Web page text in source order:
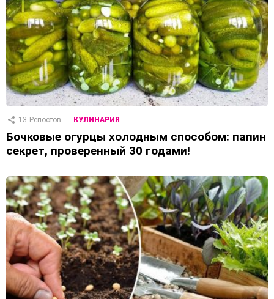
13 Репостов КУЛИНАРИЯ
Бочковые огурцы холодным способом: папин
секрет, проверенный 30 годами!